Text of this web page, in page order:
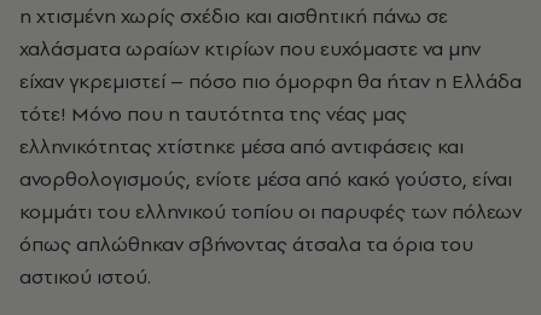
η χτισµένη χωρίς σχέδιο και αισθητική πάνω σε
χαλάσµατα ωραίων κτιρίων που ευχόµαστε να µην
είχαν γκρεµιστεί – πόσο πιο όµορφη θα ήταν η Ελλάδα
τότε! Μόνο που η ταυτότητα της νέας µας
ελληνικότητας χτίστηκε µέσα από αντιφάσεις και
ανορθολογισµούς, ενίοτε µέσα από κακό γούστο, είναι
κοµµάτι του ελληνικού τοπίου οι παρυφές των πόλεων
όπως απλώθηκαν σβήνοντας άτσαλα τα όρια του
αστικού ιστού.